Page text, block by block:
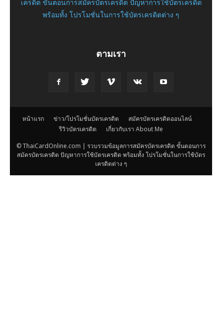
เครดิต ขั้นตอนการสมัครบัตรเครดิต ปัญหาการใช้บัตรเครดิต
พร้อมทั้ง โปรโมชั่นในการใช้บัตรเครดิตต่าง ๆ
ตามเรา
หน้าแรก ข่าว/โปรโมชั่นบัตรเครดิต
สมัครบัตรเครดิตออนไลน์
รีวิวบัตรเครดิต
เกี่ยวกับเรา About Me
© ThaiCardOnline.com | รวบรวมข้อมูลการสมัครบัตรเครดิต ขั้นตอนการ
สมัครบัตรเครดิต ปัญหาการใช้บัตรเครดิต พร้อมทั้ง โปรโมชั่นในการใช้บัตร
เครดิตต่าง ๆ